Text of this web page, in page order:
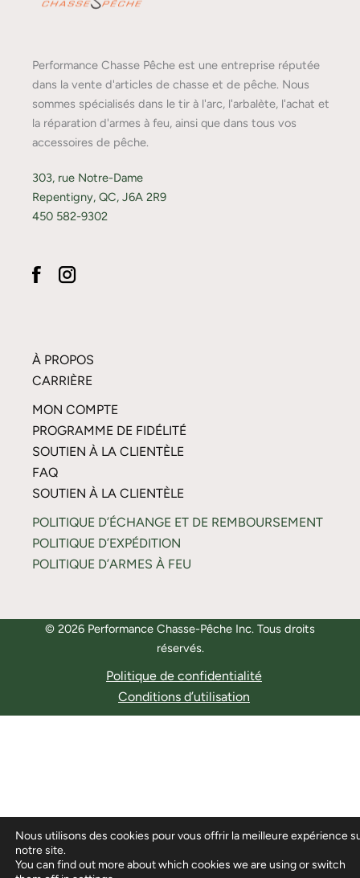
Performance Chasse Pêche est une entreprise réputée
dans la vente d'articles de chasse et de pêche. Nous
sommes spécialisés dans le tir à l'arc, l'arbalète, l'achat et
la réparation d'armes à feu, ainsi que dans tous vos
accessoires de pêche.
303, rue Notre-Dame
Repentigny, QC, J6A 2R9
450 582-9302
À PROPOS
CARRIÈRE
MON COMPTE
PROGRAMME DE FIDÉLITÉ
SOUTIEN À LA CLIENTÈLE
FAQ
SOUTIEN À LA CLIENTÈLE
POLITIQUE D’ÉCHANGE ET DE REMBOURSEMENT
POLITIQUE D’EXPÉDITION
POLITIQUE D’ARMES À FEU
© 2026 Performance Chasse-Pêche Inc. Tous droits
réservés.
Politique de confidentialité
Conditions d’utilisation
Nous utilisons des cookies pour vous offrir la meilleure expérience
notre site.
You can find out more about which cookies we are using or switch